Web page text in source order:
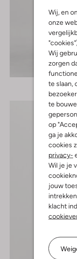
Wij, en
onze
Wij
zorgen
te slaan,
te
op
ga je
cookies
privacy-
Wil je je
jouw
klacht
Ontdek